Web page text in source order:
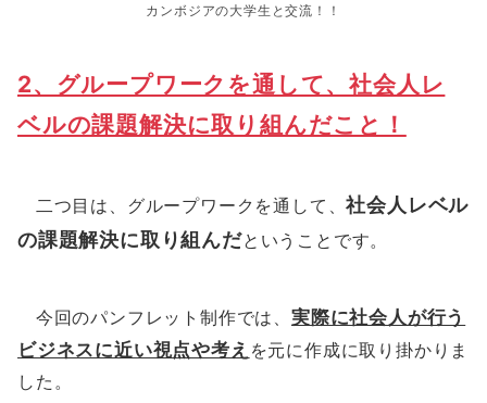
カンボジアの大学生と交流！！
2、グループワークを通して、社会人レ
ベルの課題解決に取り組んだこと！
二つ目は、グループワークを通して、社会人レベル
の課題解決に取り組んだということです。
今回のパンフレット制作では、実際に社会人が行う
ビジネスに近い視点や考え を元に作成に取り掛かりま
した。